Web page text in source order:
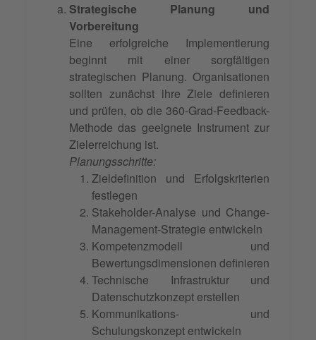
Strategische Planung und
Vorbereitung
Eine erfolgreiche Implementierung
beginnt mit einer sorgfältigen
strategischen Planung. Organisationen
sollten zunächst ihre Ziele definieren
und prüfen, ob die 360-Grad-Feedback-
Methode das geeignete Instrument zur
Zielerreichung ist.
Planungsschritte:
Zieldefinition und Erfolgskriterien
festlegen
Stakeholder-Analyse und Change-
Management-Strategie entwickeln
Kompetenzmodell und
Bewertungsdimensionen definieren
Technische Infrastruktur und
Datenschutzkonzept erstellen
Kommunikations- und
Schulungskonzept entwickeln